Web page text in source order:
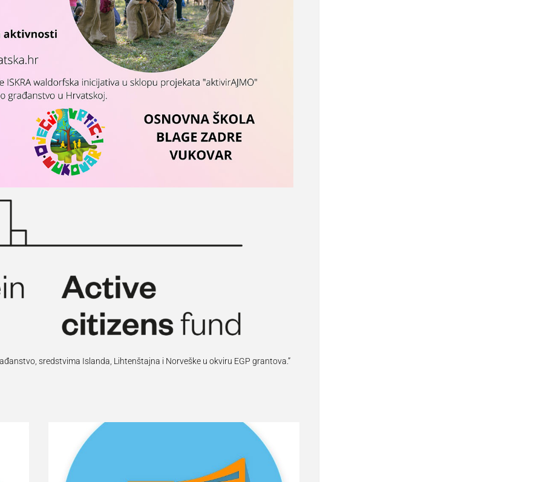
sredstvima Islanda, Lihtenštajna i Norveške u okviru EGP grantova.”